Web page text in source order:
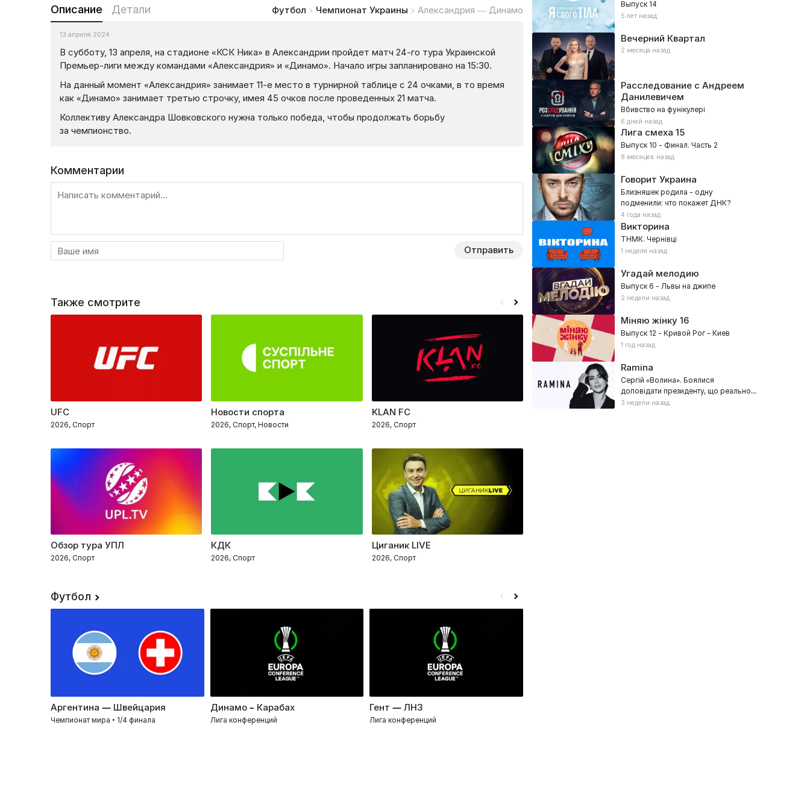
Описание Детали Футбол Чемпионат Украины Александрия — Динамо
13 апреля 2024
В субботу, 13 апреля, на стадионе «КСК Ника» в Александрии пройдет матч 24-го тура Украинской
Премьер-лиги между командами «Александрия» и «Динамо». Начало игры запланировано на 15:30.
На данный момент «Александрия» занимает 11-е место в турнирной таблице с 24 очками, в то время
как «Динамо» занимает третью строчку, имея 45 очков после проведенных 21 матча.
Коллективу Александра Шовковского нужна только победа, чтобы продолжать борьбу
за чемпионство.
Комментарии
Отправить
Выпуск 14
5 лет назад
Вечерний Квартал
2 месяца назад
Расследование с Андреем
Данилевичем
Вбивство на фунікулері
6 дней назад
Лига смеха 15
Выпуск 10 - Финал. Часть 2
8 месяцев назад
Говорит Украина
Близняшек родила – одну
подменили: что покажет ДНК?
4 года назад
Викторина
ТНМК. Чернівці
1 неделя назад
Угадай мелодию
Выпуск 6 - Львы на джипе
2 недели назад
Міняю жінку16
Выпуск 12 - Кривой Рог – Киев
1 год назад
Ramina
Сергій «Волина». Боялися
доповідати президенту, що реально
відбувалося
3 недели назад
Также смотрите
UFC
2026, Спорт
Новости спорта
2026, Спорт, Новости
KLAN FC
2026, Спорт
Обзор тура УПЛ
2026, Спорт
КДК
2026, Спорт
Циганик LIVE
2026, Спорт
Формула 1
Футбол
Аргентина — Швейцария
Чемпионат мира • 1/4 финала
Динамо – Карабах
Лига конференций
Гент — ЛНЗ
Лига конференций